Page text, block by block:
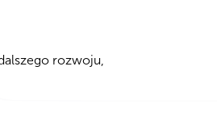
rozwoju,